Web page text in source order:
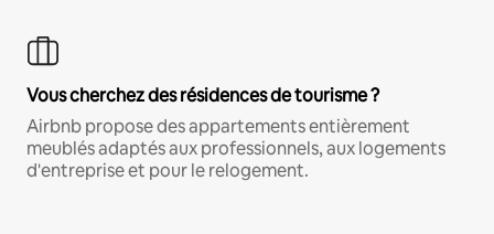
Vous cherchez des résidences de tourisme ?
Airbnb propose des appartements entièrement
meublés adaptés aux professionnels, aux logements
d'entreprise et pour le relogement.